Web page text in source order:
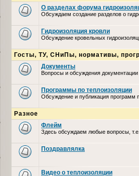
О разделах форума
Обсуждаем создание разделов о
Гидроизоляция кровли
Обсуждение кровельных
Госты, ТУ, СНиПы, нормативы,
Документы
Вопросы и обсуждения документации
Программы по теплоизоляции
Обсуждение и публикация программ
Разное
Флейм
Здесь обсуждаем любые вопросы,
Поздравлялка
Видео о теплоизоляции